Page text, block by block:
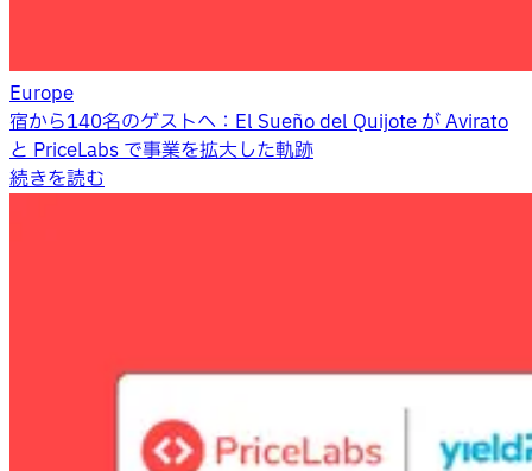
Europe
宿から140名のゲストへ：El Sueño del Quijote が Avirato
と PriceLabs で事業を拡大した軌跡
続きを読む